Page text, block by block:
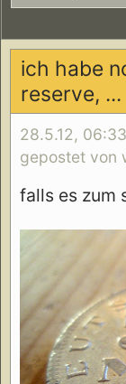
ich habe
reserve, ...
28.5.12,
gepostet von
falls es zum